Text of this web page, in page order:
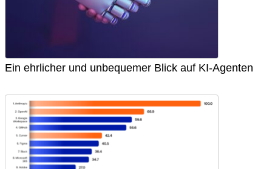
Ein ehrlicher und unbequemer Blick auf KI-Agenten